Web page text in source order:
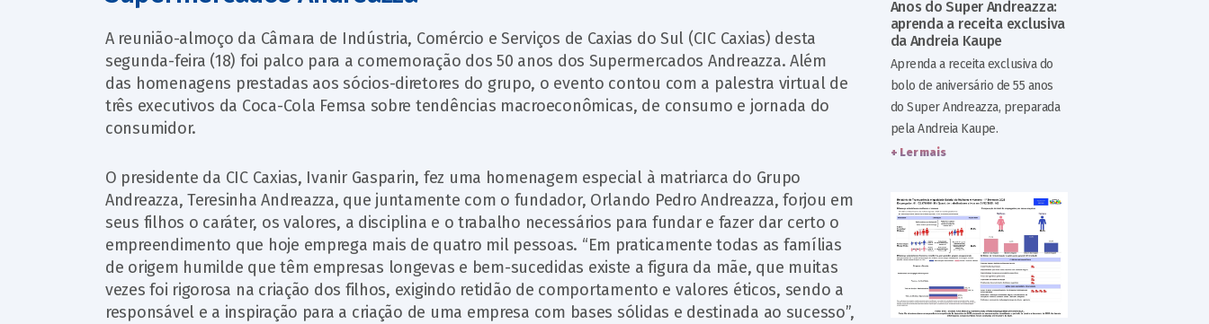
A reunião-almoço da Câmara de Indústria, Comércio e Serviços de Caxias do Sul (CIC Caxias) desta
segunda-feira (18) foi palco para a comemoração dos 50 anos dos Supermercados Andreazza. Além
das homenagens prestadas aos sócios-diretores do grupo, o evento contou com a palestra virtual de
três executivos da Coca-Cola Femsa sobre tendências macroeconômicas, de consumo e jornada do
consumidor.
O presidente da CIC Caxias, Ivanir Gasparin, fez uma homenagem especial à matriarca do Grupo
Andreazza, Teresinha Andreazza, que juntamente com o fundador, Orlando Pedro Andreazza, forjou em
seus filhos o caráter, os valores, a disciplina e o trabalho necessários para fundar e fazer dar certo o
empreendimento que hoje emprega mais de quatro mil pessoas. “Em praticamente todas as famílias
de origem humilde que têm empresas longevas e bem-sucedidas existe a figura da mãe, que muitas
vezes foi rigorosa na criação dos filhos, exigindo retidão de comportamento e valores éticos, sendo a
responsável e a inspiração para a criação de uma empresa com bases sólidas e destinada ao sucesso”,
Anos do Super Andreazza:
aprenda a receita exclusiva
da Andreia Kaupe
Aprenda a receita exclusiva do
bolo de aniversário de 55 anos
do Super Andreazza, preparada
pela Andreia Kaupe.
+ Ler mais